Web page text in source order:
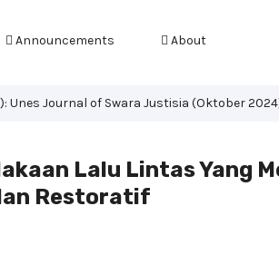
Announcements About
Unes Journal of Swara Justisia (Oktober
Lalu Lintas Yang
Restoratif